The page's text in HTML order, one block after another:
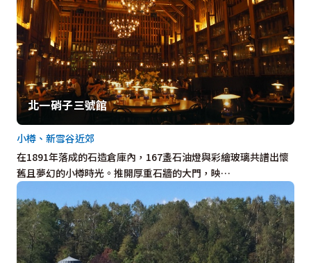
北一硝子三號館
在1891年落成的石造倉庫內，167盞石油燈與彩繪玻璃共譜出懷
舊且夢幻的小樽時光。推開厚重石牆的大門，映…
小樽、新雪谷近郊